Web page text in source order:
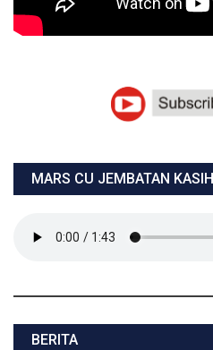
MARS CU JEMBATAN KASIH
BERITA